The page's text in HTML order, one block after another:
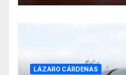
LÁZARO CÁRDENAS